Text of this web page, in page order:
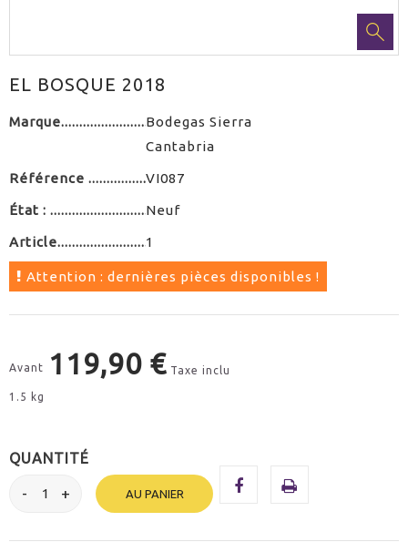
EL BOSQUE 2018
Marque
Bodegas Sierra
Cantabria
Référence VI087
État : Neuf
Article 1
Attention : dernières pièces disponibles !
Avant 119,90 € Taxe inclu
1.5 kg
QUANTITÉ
AU PANIER